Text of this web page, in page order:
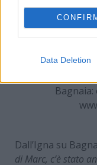
Data Deletion
Dall’Igna su
di Marc, c’è stato